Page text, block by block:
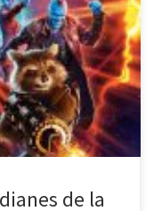
de un grupo de lo
roces, acaban
villano de turno. ¿Los
refiero a los […]
de la